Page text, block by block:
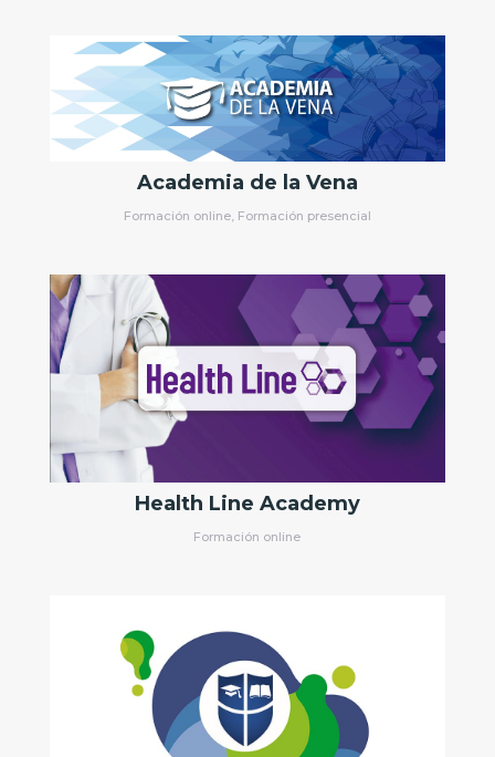
Academia de la Vena
Formación online ,Formación presencial
Health Line Academy